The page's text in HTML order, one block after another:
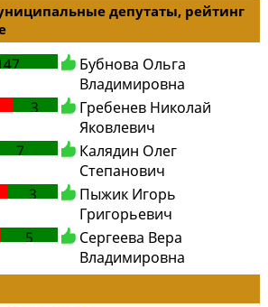
депутаты, рейтинг
Бубнова Ольга
Владимировна
3
Гребенев Николай
Яковлевич
7
Калядин Олег
Степанович
3
Пыжик Игорь
Григорьевич
5
Сергеева Вера
Владимировна